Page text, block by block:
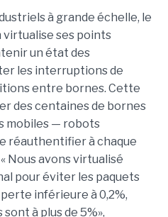
à grande échelle, le
virtualise ses points
un état des
les interruptions de
entre bornes. Cette
des centaines de bornes
mobiles — robots
réauthentifier à chaque
Nous avons virtualisé
pour éviter les paquets
inférieure à 0,2%,
à plus de 5%»,